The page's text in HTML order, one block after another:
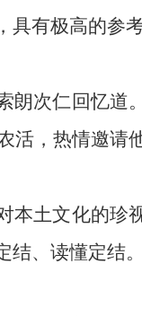
有极高的参考
朗次仁回忆道
活，热情邀请
本土文化的珍
、读懂定结。